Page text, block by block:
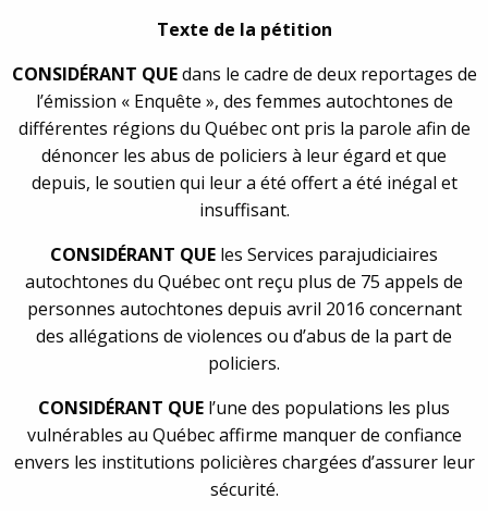
Texte de la pétition
CONSIDÉRANT QUEdans le cadre de deux reportages de
l’émission « Enquête », des femmes autochtones de
différentes régions du Québec ont pris la parole afin de
dénoncer les abus de policiers à leur égard et que
depuis, le soutien qui leur a été offert a été inégal et
insuffisant.
CONSIDÉRANT QUE les Services parajudiciaires
autochtones du Québec ont reçu plus de 75 appels de
personnes autochtones depuis avril 2016 concernant
des allégations de violences ou d’abus de la part de
policiers.
CONSIDÉRANT QUE l’une des populations les plus
vulnérables au Québec affirme manquer de confiance
envers les institutions policières chargées d’assurer leur
sécurité.